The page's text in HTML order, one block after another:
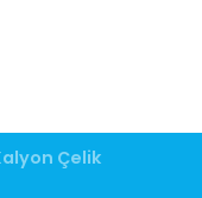
Çelik